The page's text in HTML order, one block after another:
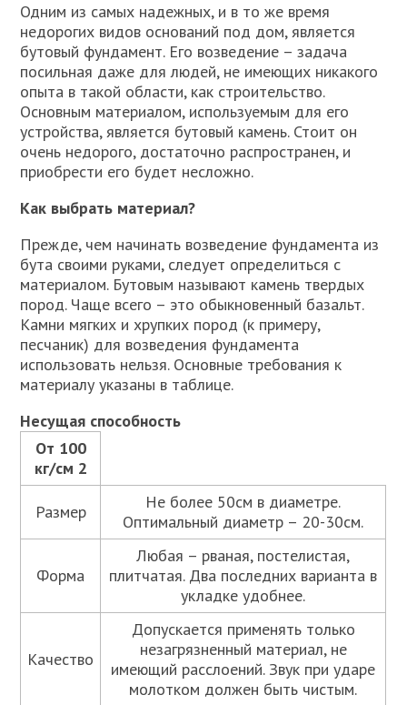
Одним из самых надежных, и в то же время
недорогих видов оснований под дом, является
бутовый фундамент. Его возведение – задача
посильная даже для людей, не имеющих никакого
опыта в такой области, как строительство.
Основным материалом, используемым для его
устройства, является бутовый камень. Стоит он
очень недорого, достаточно распространен, и
приобрести его будет несложно.
Как выбрать материал?
Прежде, чем начинать возведение фундамента из
бута своими руками, следует определиться с
материалом. Бутовым называют камень твердых
пород. Чаще всего – это обыкновенный базальт.
Камни мягких и хрупких пород (к примеру,
песчаник) для возведения фундамента
использовать нельзя. Основные требования к
материалу указаны в таблице.
Несущая способность
От 100
кг/см 2
Размер
Не более 50см в диаметре.
Оптимальный диаметр – 20-30см.
Форма
Любая – рваная, постелистая,
плитчатая. Два последних варианта в
укладке удобнее.
Качество
Допускается применять только
незагрязненный материал, не
имеющий расслоений. Звук при ударе
молотком должен быть чистым.